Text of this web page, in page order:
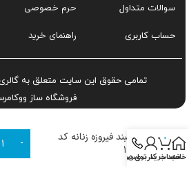
سوالات متداول
حساب کاربری
حرم خصوصی
راهنمای خرید
تمامی حقوق این سایت متعلق به
فروشگاه ساز
گردنبند فیروزه زنانه کد
۱۳۹۳
خانه
0
سبد خرید
حساب کاربری من
تماس